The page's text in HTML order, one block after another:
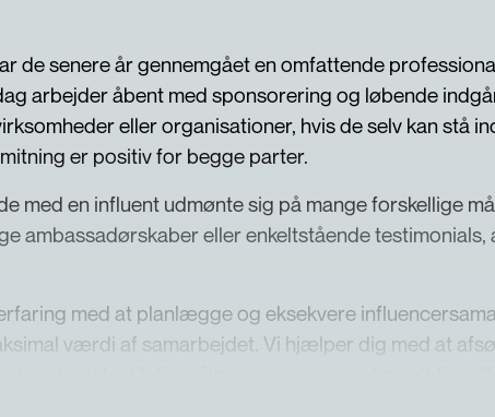
de senere år gennemgået en omfattende
arbejder åbent med sponsorering og løbende
eller organisationer, hvis de selv kan stå
er positiv for begge parter.
med en influent udmønte sig på mange forskellige
ambassadørskaber eller enkeltstående testimonials,
med at planlægge og eksekvere
værdi af samarbejdet. Vi hjælper dig med at